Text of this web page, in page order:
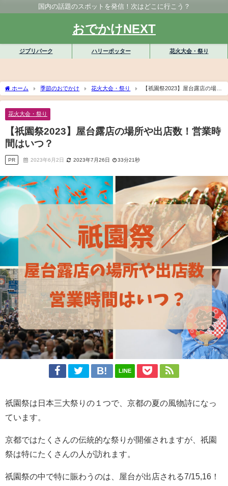
国内の話題のスポットを発信！次はどこに行こう？
おでかけNEXT
ジブリパーク ハリーポッター 花火大会・祭り
ホーム 季節のおでかけ 花火大会・祭り
【祇園祭2023】屋台露店の場所
や出店数！営業時間はいつ？
花火大会・祭り
【祇園祭2023】屋台露店の場所や出店数！営業時
間はいつ？
PR 2023年6月2日 2023年7月26日 33分21秒
LINE
祇園祭は日本三大祭りの１つで、京都の夏の風物詩になっ
ています。
京都ではたくさんの伝統的な祭りが開催されますが、祇園
祭は特にたくさんの人が訪れます。
祇園祭の中で特に賑わうのは、屋台が出店される7/15,16！